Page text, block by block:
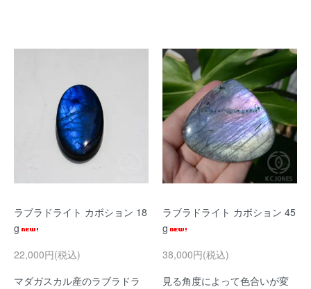
ラブラドライト カボション 18
g
22,000円(税込)
マダガスカル産のラブラドラ
ラブラドライト カボション 45
g
38,000円(税込)
見る角度によって色合いが変